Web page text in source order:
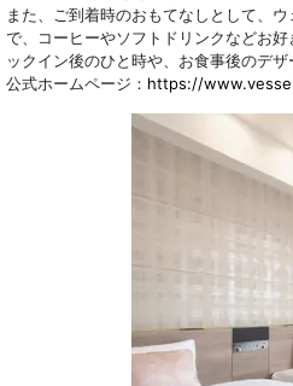
また、ご到着時のおもてなしとして、
で、コーヒーやソフトドリンクなどお
ックイン後のひと時や、お食事後のデザ
公式ホームページ： https://